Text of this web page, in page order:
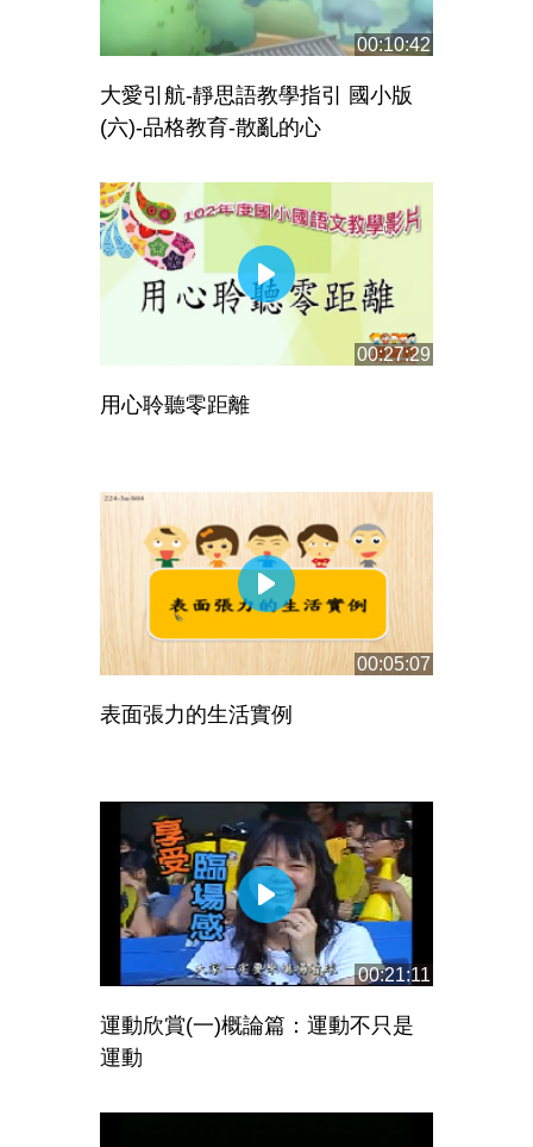
00:10:42
大愛引航-靜思語教學指引 國小版
(六)-品格教育-散亂的心
00:27:29
用心聆聽零距離
00:05:07
表面張力的生活實例
00:21:11
運動欣賞(一)概論篇：運動不只是
運動